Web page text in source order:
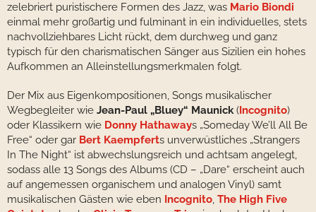
zelebriert puristischere Formen des Jazz, was Mario Biondi
einmal mehr großartig und fulminant in ein individuelles, stets
nachvollziehbares Licht rückt, dem durchweg und ganz
typisch für den charismatischen Sänger aus Sizilien ein hohes
Aufkommen an Alleinstellungsmerkmalen folgt.
Der Mix aus Eigenkompositionen, Songs musikalischer
Wegbegleiter wie Jean-Paul „Bluey“ Maunick( Incognito)
oder Klassikern wie Donny Hathaways „Someday We’ll All Be
Free“ oder gar Bert Kaempferts unverwüstliches „Strangers
In The Night“ ist abwechslungsreich und achtsam angelegt,
sodass alle 13 Songs des Albums (CD – „Dare“ erscheint auch
auf angemessen organischem und analogen Vinyl) samt
musikalischen Gästen wie eben Incognito, The High Five